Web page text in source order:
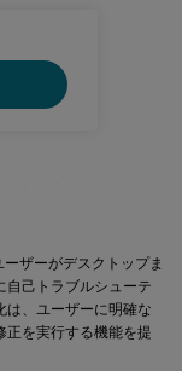
ザーがデスクトップま
自己トラブルシューテ
は、ユーザーに明確な
正を実行する機能を提